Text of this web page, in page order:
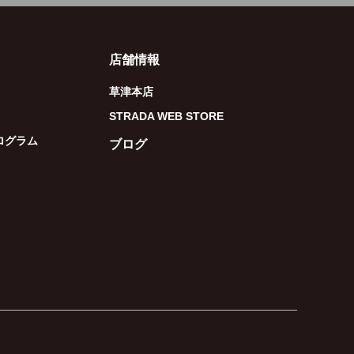
グラム
店舗情報
草津本店
STRADA WEB STORE
ブログ